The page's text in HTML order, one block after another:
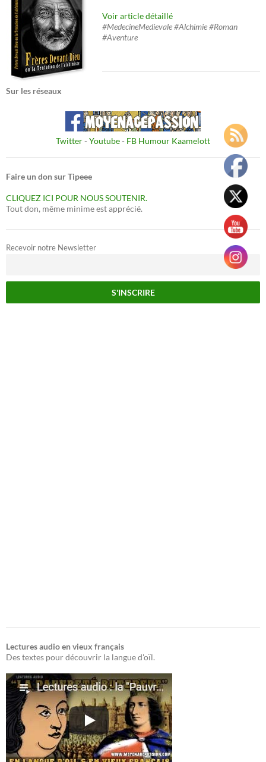
Voir article détaillé
#MedecineMedievale #Alchimie #Roman
#Aventure
Sur les réseaux
Twitter- Youtube- FB Humour Kaamelott
Faire un don sur Tipeee
CLIQUEZ ICI POUR NOUS SOUTENIR.
Tout don, même minime est apprécié.
Recevoir notre Newsletter
Lectures audio en vieux français
Des textes pour découvrir la langue d'oïl.